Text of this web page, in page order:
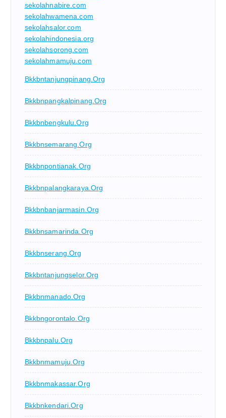
sekolahnabire.com
sekolahwamena.com
sekolahsalor.com
sekolahindonesia.org
sekolahsorong.com
sekolahmamuju.com
Bkkbntanjungpinang.org
Bkkbnpangkalpinang.org
Bkkbnbengkulu.org
Bkkbnsemarang.org
Bkkbnpontianak.org
Bkkbnpalangkaraya.org
Bkkbnbanjarmasin.org
Bkkbnsamarinda.org
Bkkbnserang.org
Bkkbntanjungselor.org
Bkkbnmanado.org
Bkkbngorontalo.org
Bkkbnpalu.org
Bkkbnmamuju.org
Bkkbnmakassar.org
Bkkbnkendari.org